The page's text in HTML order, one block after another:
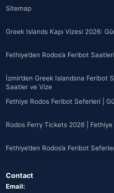
Sitemap
Greek Islands Kapı Vizesi 2026:
Fethiye’den Rodos’a Feribot Saatleri
İzmir’den Greek Islandsna Feribot
Saatler ve Vize
Fethiye Rodos Feribot Seferleri |
Rodos Ferry Tickets 2026 |
Fethiye’den Rodos’a Feribot
Contact
Email: